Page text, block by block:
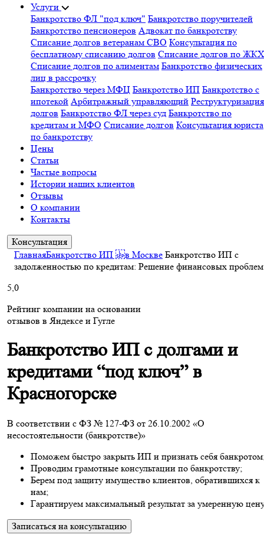
Услуги
Банкротство ФЛ "под ключ" Банкротство поручителей
Банкротство пенсионеров Адвокат по банкротству
Списание долгов ветеранам СВО Консультация по
бесплатному списанию долгов Списание долгов по ЖКХ
Списание долгов по алиментам Банкротство физических
лиц в рассрочку
Банкротство через МФЦ Банкротство ИП Банкротство с
ипотекой Арбитражный управляющий Реструктуризация
долгов Банкротство ФЛ через суд Банкротство по
кредитам и МФО Списание долгов Консультация юриста
по банкротству
Цены
Статьи
Частые вопросы
Истории наших клиентов
Отзывы
О компании
Контакты
Консультация
ГлавнаяБанкротство ИП в Москве Банкротство ИП с
задолженностью по кредитам: Решение финансовых проблем
5,0
Рейтинг компании на основании
отзывов в Яндексе и Гугле
Банкротство ИП с долгами и
кредитами “под ключ” в
Красногорске
В соответствии с ФЗ № 127-ФЗ от 26.10.2002 «О
несостоятельности (банкротстве)»
Поможем быстро закрыть ИП и признать себя
Проводим грамотные консультации по банкротству;
Берем под защиту имущество клиентов, обратившихся к
нам;
Гарантируем максимальный результат за умеренную
Записаться на консультацию